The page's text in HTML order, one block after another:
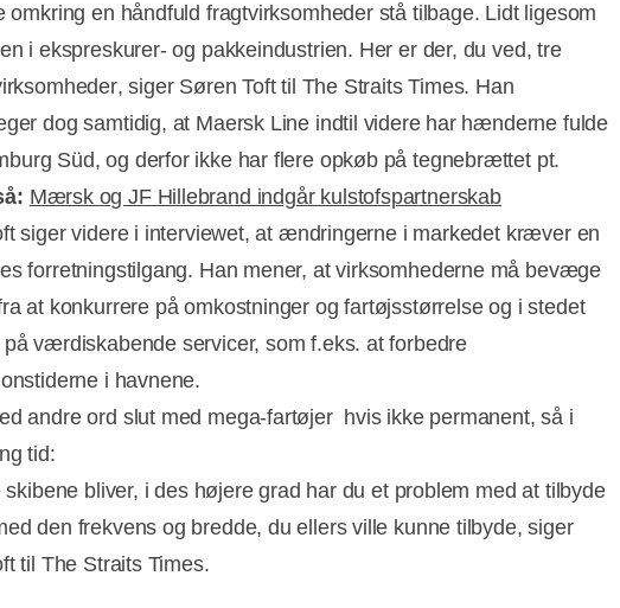
omkring en håndfuld fragtvirksomheder stå tilbage. Lidt ligesom
i ekspreskurer- og pakkeindustrien. Her er der, du ved, tre
siger Søren Toft til The Straits Times. Han
dog samtidig, at Maersk Line indtil videre har hænderne fulde
Süd, og derfor ikke har flere opkøb på tegnebrættet pt.
Mærsk og JF Hillebrand indgår kulstofspartnerskab
siger videre i interviewet, at ændringerne i markedet kræver en
forretningstilgang. Han mener, at virksomhederne må bevæge
at konkurrere på omkostninger og fartøjsstørrelse og i stedet
værdiskabende servicer, som f.eks. at forbedre
i havnene.
andre ord slut med mega-fartøjer  hvis ikke permanent, så i
tid:
skibene bliver, i des højere grad har du et problem med at tilbyde
den frekvens og bredde, du ellers ville kunne tilbyde, siger
til The Straits Times.